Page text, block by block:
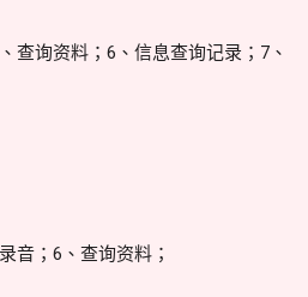
查询资料；6、信息查询记录；7、
音；6、查询资料；